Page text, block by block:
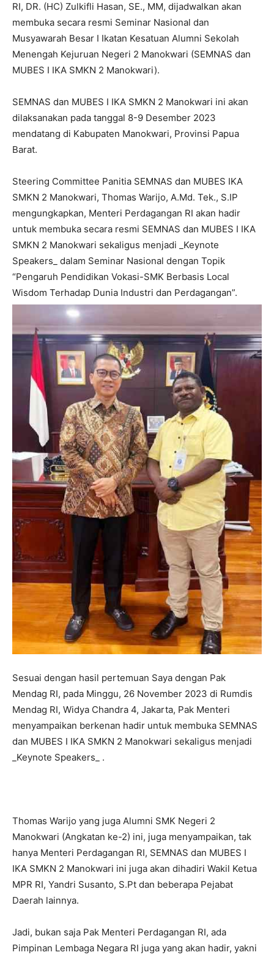
RI, DR. (HC) Zulkifli Hasan, SE., MM, dijadwalkan akan
membuka secara resmi Seminar Nasional dan
Musyawarah Besar I Ikatan Kesatuan Alumni Sekolah
Menengah Kejuruan Negeri 2 Manokwari (SEMNAS dan
MUBES I IKA SMKN 2 Manokwari).
SEMNAS dan MUBES I IKA SMKN 2 Manokwari ini akan
dilaksanakan pada tanggal 8-9 Desember 2023
mendatang di Kabupaten Manokwari, Provinsi Papua
Barat.
Steering Committee Panitia SEMNAS dan MUBES IKA
SMKN 2 Manokwari, Thomas Warijo, A.Md. Tek., S.IP
mengungkapkan, Menteri Perdagangan RI akan hadir
untuk membuka secara resmi SEMNAS dan MUBES I IKA
SMKN 2 Manokwari sekaligus menjadi _Keynote
Speakers_ dalam Seminar Nasional dengan Topik
“Pengaruh Pendidikan Vokasi-SMK Berbasis Local
Wisdom Terhadap Dunia Industri dan Perdagangan”.
Sesuai dengan hasil pertemuan Saya dengan Pak
Mendag RI, pada Minggu, 26 November 2023 di Rumdis
Mendag RI, Widya Chandra 4, Jakarta, Pak Menteri
menyampaikan berkenan hadir untuk membuka SEMNAS
dan MUBES I IKA SMKN 2 Manokwari sekaligus menjadi
_Keynote Speakers_ .
Thomas Warijo yang juga Alumni SMK Negeri 2
Manokwari (Angkatan ke-2) ini, juga menyampaikan, tak
hanya Menteri Perdagangan RI, SEMNAS dan MUBES I
IKA SMKN 2 Manokwari ini juga akan dihadiri Wakil Ketua
MPR RI, Yandri Susanto, S.Pt dan beberapa Pejabat
Daerah lainnya.
Jadi, bukan saja Pak Menteri Perdagangan RI, ada
Pimpinan Lembaga Negara RI juga yang akan hadir, yakni